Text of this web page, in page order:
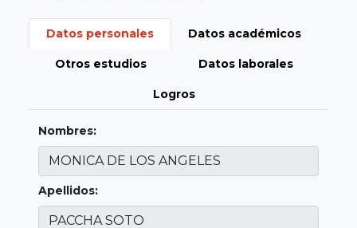
Datos personales Datos académicos
Otros estudios Datos laborales
Logros
Nombres:
Apellidos: